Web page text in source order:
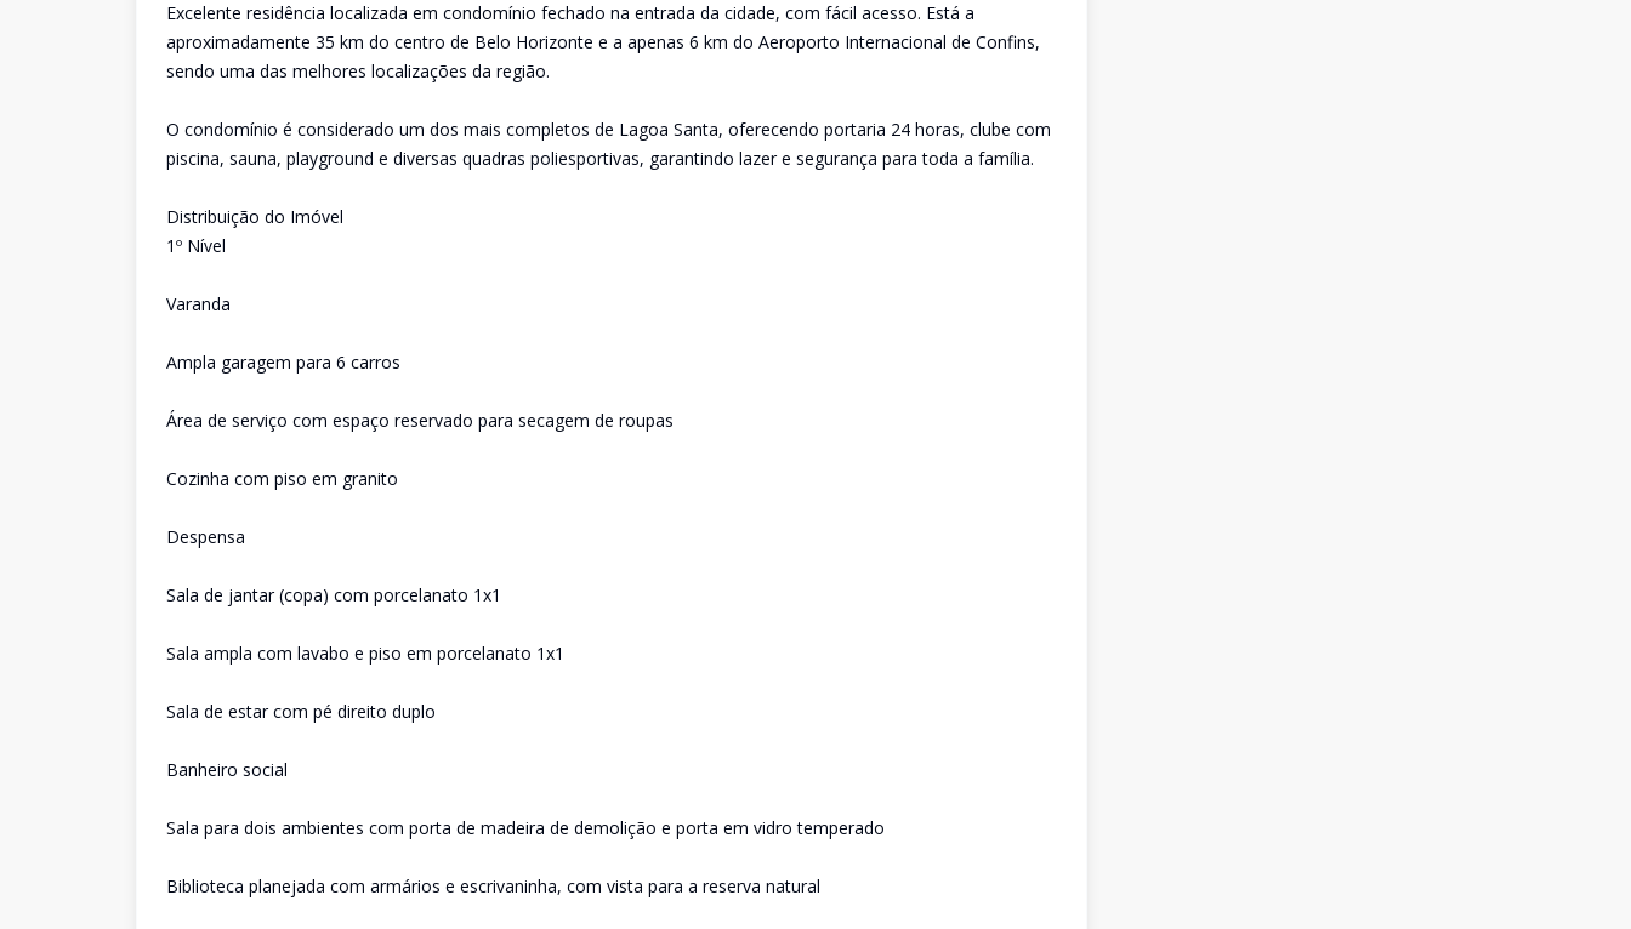
Excelente residência localizada em condomínio fechado na entrada da cidade, com fácil acesso. Está a
aproximadamente 35 km do centro de Belo Horizonte e a apenas 6 km do Aeroporto Internacional de Confins,
sendo uma das melhores localizações da região.
O condomínio é considerado um dos mais completos de Lagoa Santa, oferecendo portaria 24 horas, clube com
piscina, sauna, playground e diversas quadras poliesportivas, garantindo lazer e segurança para toda a família.
Distribuição do Imóvel
1º Nível
Varanda
Ampla garagem para 6 carros
Área de serviço com espaço reservado para secagem de roupas
Cozinha com piso em granito
Despensa
Sala de jantar (copa) com porcelanato 1x1
Sala ampla com lavabo e piso em porcelanato 1x1
Sala de estar com pé direito duplo
Banheiro social
Sala para dois ambientes com porta de madeira de demolição e porta em vidro temperado
Biblioteca planejada com armários e escrivaninha, com vista para a reserva natural